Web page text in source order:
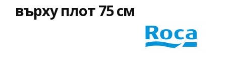
върху плот 75 см